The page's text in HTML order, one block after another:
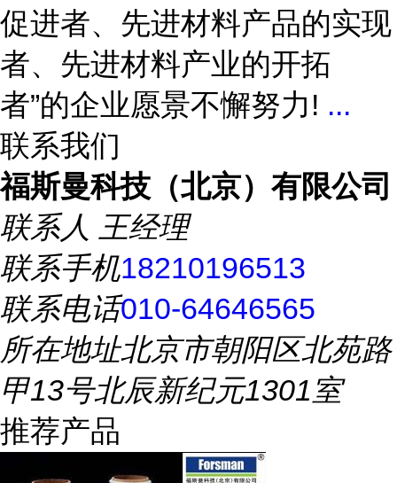
促进者、先进材料产品的实现
者、先进材料产业的开拓
者”的企业愿景不懈努力! ...
联系我们
福斯曼科技（北京）有限公司
联系人 王经理
联系手机18210196513
联系电话010-64646565
所在地址北京市朝阳区北苑路
甲13号北辰新纪元1301室
推荐产品